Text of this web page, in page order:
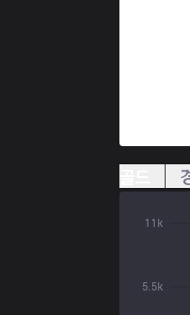
5.5k
11k